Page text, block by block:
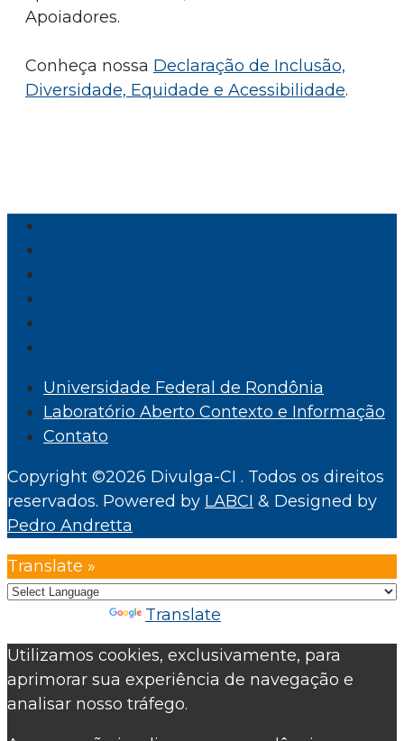
Apoiadores.
Conheça nossa Declaração de Inclusão,
Diversidade, Equidade e Acessibilidade.
Universidade Federal de Rondônia
Laboratório Aberto Contexto e Informação
Contato
Copyright ©2026 Divulga-CI . Todos os direitos
reservados. Powered by LABCI & Designed by
Pedro Andretta
Translate »
Translate
Utilizamos cookies, exclusivamente, para
aprimorar sua experiência de navegação e
analisar nosso tráfego.